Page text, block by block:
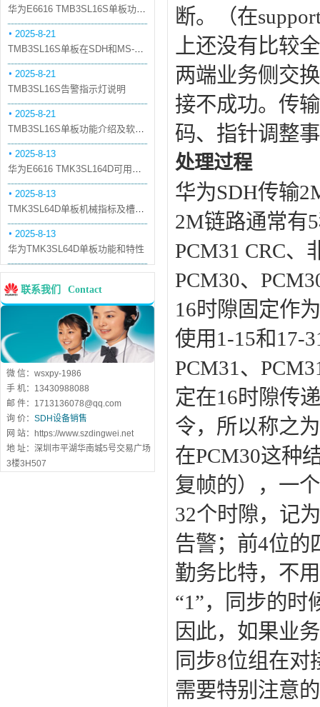
华为E6616 TMB3SL16S单板功能和机械指标
2025-8-21
TMB3SL16S单板在SDH和MS-OTN模式下的应用
2025-8-21
TMB3SL16S告警指示灯说明
2025-8-21
TMB3SL16S单板功能介绍及软件配套
2025-8-13
华为E6616 TMK3SL164D可用万兆光模块
2025-8-13
TMK3SL64D单板机械指标及槽位介绍
2025-8-13
华为TMK3SL64D单板功能和特性
联系我们 Contact
微 信：wsxpy-1986
手 机：13430988088
邮 件：1713136078@qq.com
询 价： SDH设备销售
网 站：https://www.szdingwei.net
地 址：深圳市平湖华南城5号交易广场
3楼3H507
断。（在
上还没有比较
两端业务侧交
接不成功。传
码、指针调整
处理过程
华为SDH传输
2M链路通常有
PCM31 CRC、
PCM30、
16时隙固定作
使用1-15和17-
PCM31、
定在16时隙传
令，所以称之
在PCM30这种
复帧的），一
32个时隙，记
告警；前4位的
勤务比特，不
“1”，同步的时
因此，如果业
同步8位组在
需要特别注意